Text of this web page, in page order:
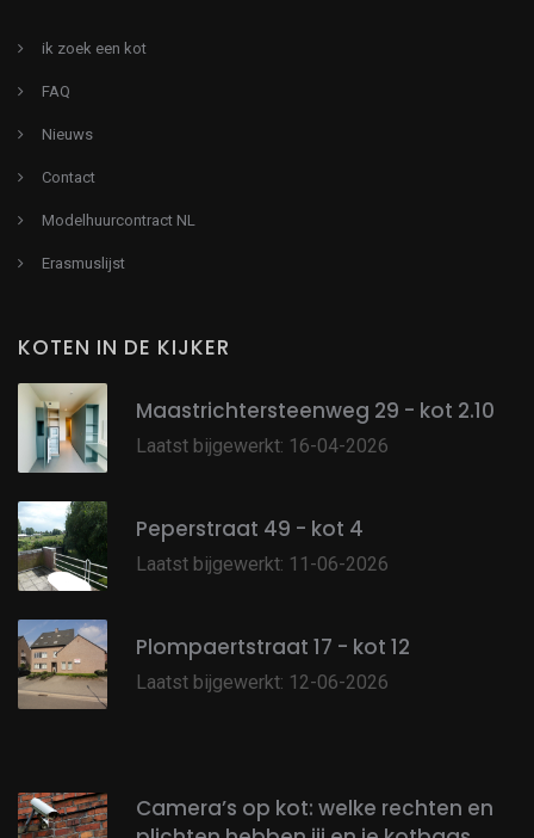
ik zoek een kot
FAQ
Nieuws
Contact
Modelhuurcontract NL
Erasmuslijst
KOTEN IN DE KIJKER
Maastrichtersteenweg 29 - kot 2.10
Laatst bijgewerkt: 16-04-2026
Peperstraat 49 - kot 4
Laatst bijgewerkt: 11-06-2026
Plompaertstraat 17 - kot 12
Laatst bijgewerkt: 12-06-2026
Camera’s op kot: welke rechten en